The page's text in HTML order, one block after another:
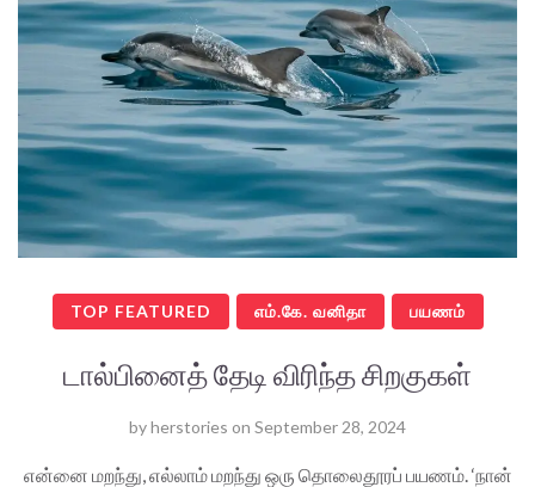
TOP FEATURED எம்.கே. வனிதா பயணம்
டால்பினைத் தேடி விரிந்த சிறகுகள்
byherstories on September 28, 2024
என்னை மறந்து, எல்லாம் மறந்து ஒரு தொலைதூரப் பயணம். ‘நான்